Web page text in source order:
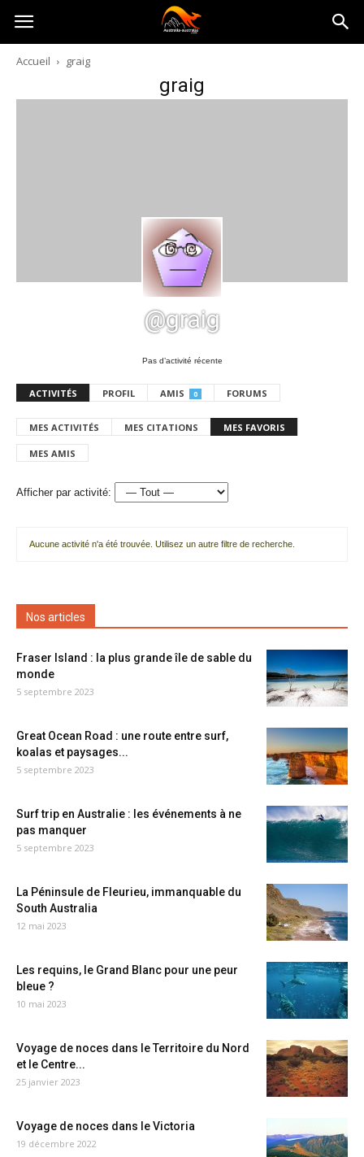
Australia-
australie.com
Accueil graig
graig
@graig
Pas d’activité récente
ACTIVITÉS PROFIL AMIS 0 FORUMS
MES ACTIVITÉS MES CITATIONS MES FAVORIS
MES AMIS
Afficher par activité:
Aucune activité n'a été trouvée. Utilisez un autre filtre de recherche.
Nos articles
Fraser Island : la plus grande île de sable du
monde
5 septembre 2023
Great Ocean Road : une route entre surf,
koalas et paysages...
5 septembre 2023
Surf trip en Australie : les événements à ne
pas manquer
5 septembre 2023
La Péninsule de Fleurieu, immanquable du
South Australia
12 mai 2023
Les requins, le Grand Blanc pour une peur
bleue ?
10 mai 2023
Voyage de noces dans le Territoire du Nord
et le Centre...
25 janvier 2023
Voyage de noces dans le Victoria
19 décembre 2022